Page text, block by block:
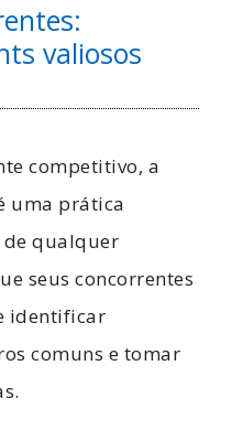
valiosos
competitivo, a
uma prática
de qualquer
seus concorrentes
identificar
comuns e tomar